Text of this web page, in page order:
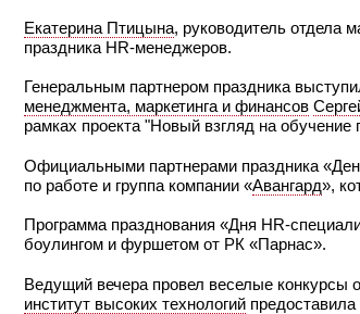
Екатерина Птицына, руководитель отдела
праздника HR-менеджеров.
Генеральным партнером праздника
менеджмента, маркетинга и финансов
рамках проекта "Новый взгляд на обучение
Официальными партнерами праздника
по работе и группа компании «Авангард»,
Программа празднования «Дня HR-
боулингом и фуршетом от РК «Парнас».
Ведущий вечера провел веселые конкурсы
институт высоких технологий